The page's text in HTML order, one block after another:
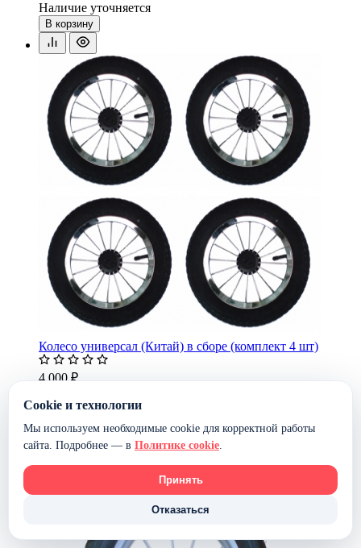
Наличие уточняется
В корзину
Колесо универсал (Китай) в сборе (комплект 4 шт)
4 000 ₽
Наличие уточняется
В корзину
Cookie и технологии
Мы используем необходимые cookie для корректной работы
сайта. Подробнее — в Политике cookie.
Принять
Отказаться